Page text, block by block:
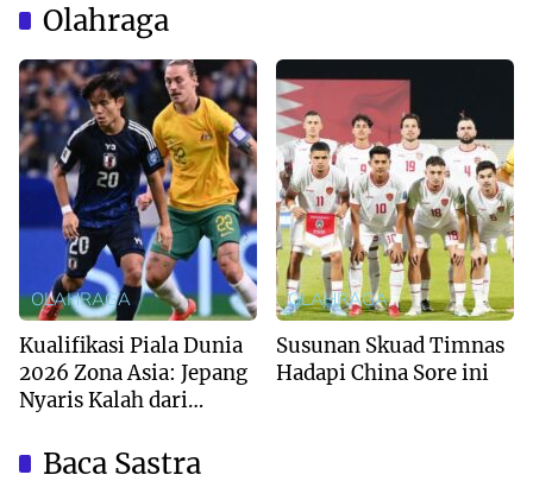
Olahraga
OLAHRAGA
Kualifikasi Piala Dunia
2026 Zona Asia: Jepang
Nyaris Kalah dari
OLAHRAGA
Susunan Skuad Timnas
Hadapi China Sore ini
Baca Sastra